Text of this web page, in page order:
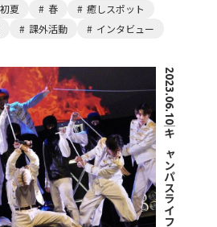
初夏 春
癒しスポット
課外活動
インタビュー
2023.06.10
｜
キャンパスライフ